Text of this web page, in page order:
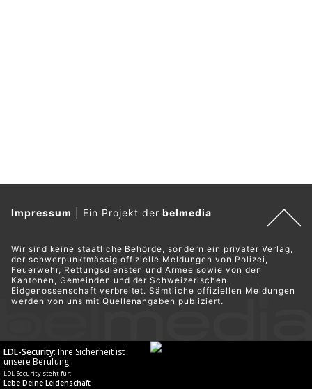
Impressum Ein Projekt derbelmedia
Wir sind keine staatliche Behörde, sondern ein privater Verlag,
der schwerpunktmässig offizielle Meldungen von Polizei,
Feuerwehr, Rettungsdiensten und Armee sowie von den
Kantonen, Gemeinden und der Schweizerischen
Eidgenossenschaft verbreitet. Sämtliche offiziellen Meldungen
werden von uns mit Quellenangaben publiziert.